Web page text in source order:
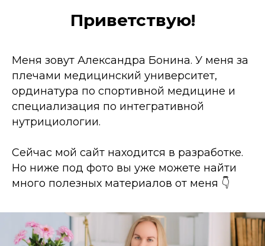
Приветствую!
Меня зовут Александра Бонина. У меня за
плечами медицинский университет,
ординатура по спортивной медицине и
специализация по интегративной
нутрициологии.
Сейчас мой сайт находится в разработке.
Но ниже под фото вы уже можете найти
много полезных материалов от меня 👇